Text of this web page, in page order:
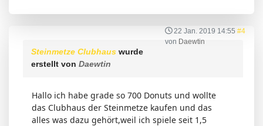
22 Jan. 2019 14:55 #4
von Daewtin
Steinmetze Clubhaus wurde
erstellt von Daewtin
Hallo ich habe grade so 700 Donuts und wollte
das Clubhaus der Steinmetze kaufen und das
alles was dazu gehört,weil ich spiele seit 1,5